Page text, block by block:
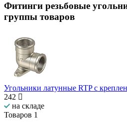
Фитинги резьбовые
группы товаров
Угольники латунные RTP с
242
на складе
Товаров 1